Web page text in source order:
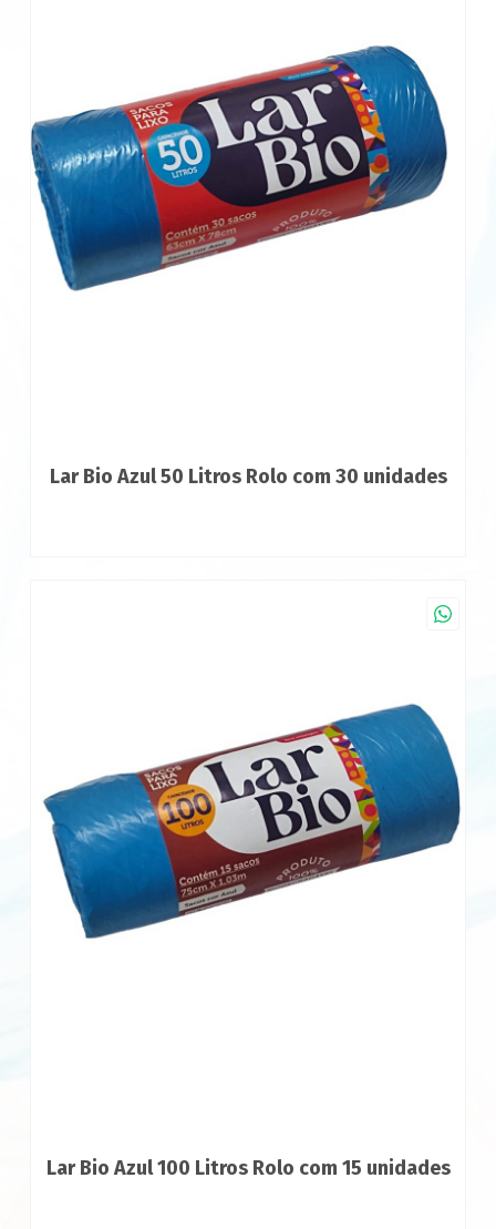
Lar Bio Azul 50 Litros Rolo com 30 unidades
Lar Bio Azul 100 Litros Rolo com 15 unidades